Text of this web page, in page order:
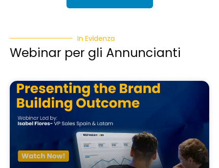
In Evidenza
Webinar per gli Annuncianti